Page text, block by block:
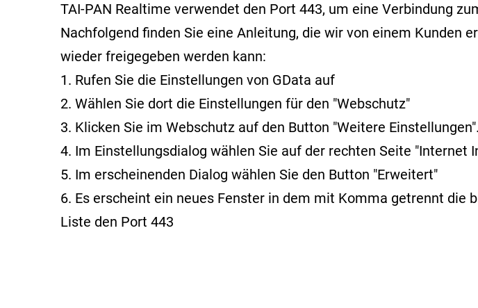
TAI-PAN Realtime verwendet den Port 443, um eine Verbindung
Nachfolgend finden Sie eine Anleitung, die wir von einem Kunden
wieder freigegeben werden kann:
1. Rufen Sie die Einstellungen von GData auf
2. Wählen Sie dort die Einstellungen für den "Webschutz"
3. Klicken Sie im Webschutz auf den Button "Weitere Einstellungen".
4. Im Einstellungsdialog wählen Sie auf der rechten Seite "Internet
5. Im erscheinenden Dialog wählen Sie den Button "Erweitert"
6. Es erscheint ein neues Fenster in dem mit Komma getrennt
Liste den Port 443